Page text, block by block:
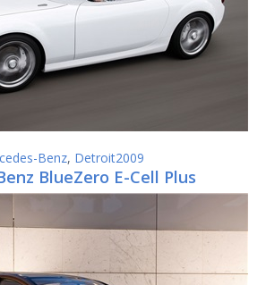
Benz, Detroit2009
BlueZero E-Cell Plus